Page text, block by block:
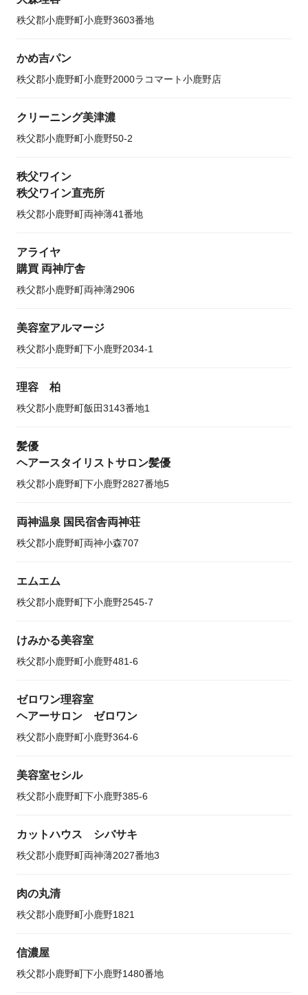
秩父郡小鹿野町小鹿野3603番地
かめ吉パン
秩父郡小鹿野町小鹿野2000ラコマート小鹿野店
クリーニング美津濃
秩父郡小鹿野町小鹿野50-2
秩父ワイン
秩父ワイン直売所
秩父郡小鹿野町両神薄41番地
アライヤ
購買 両神庁舎
秩父郡小鹿野町両神薄2906
美容室アルマージ
秩父郡小鹿野町下小鹿野2034-1
理容 柏
秩父郡小鹿野町飯田3143番地1
髪優
ヘアースタイリストサロン髪優
秩父郡小鹿野町下小鹿野2827番地5
両神温泉 国民宿舎両神荘
秩父郡小鹿野町両神小森707
エムエム
秩父郡小鹿野町下小鹿野2545-7
けみかる美容室
秩父郡小鹿野町小鹿野481-6
ゼロワン理容室
ヘアーサロン ゼロワン
秩父郡小鹿野町小鹿野364-6
美容室セシル
秩父郡小鹿野町下小鹿野385-6
カットハウス シバサキ
秩父郡小鹿野町両神薄2027番地3
肉の丸清
秩父郡小鹿野町小鹿野1821
信濃屋
秩父郡小鹿野町下小鹿野1480番地